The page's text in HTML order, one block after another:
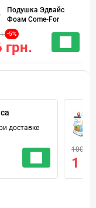
Подушка Эдвайс
Фоам Come-For
-5%
грн.
доставке
100
1